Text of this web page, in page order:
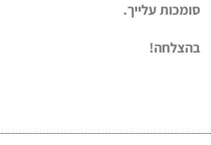
סומכות עלייך.
בהצלחה!